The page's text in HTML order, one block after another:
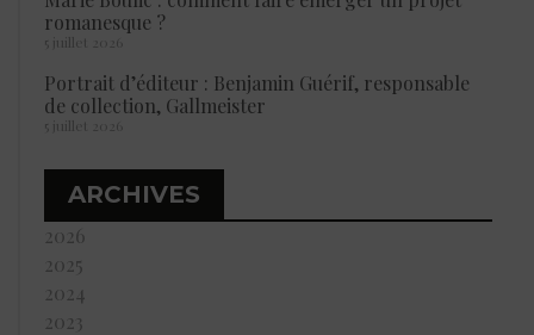
romanesque ?
5 juillet 2026
Portrait d’éditeur : Benjamin Guérif, responsable
de collection, Gallmeister
5 juillet 2026
ARCHIVES
2026
2025
2024
2023